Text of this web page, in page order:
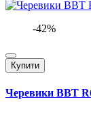
-42%
Купити
Черевики BBT